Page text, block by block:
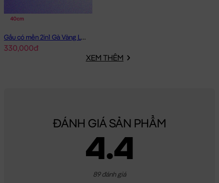
40cm
Gấu có mền 2in1 Gà Vàng Lông Smooth
330,000đ
XEM THÊM
ĐÁNH GIÁ SẢN PHẨM
4.4
89 đánh giá